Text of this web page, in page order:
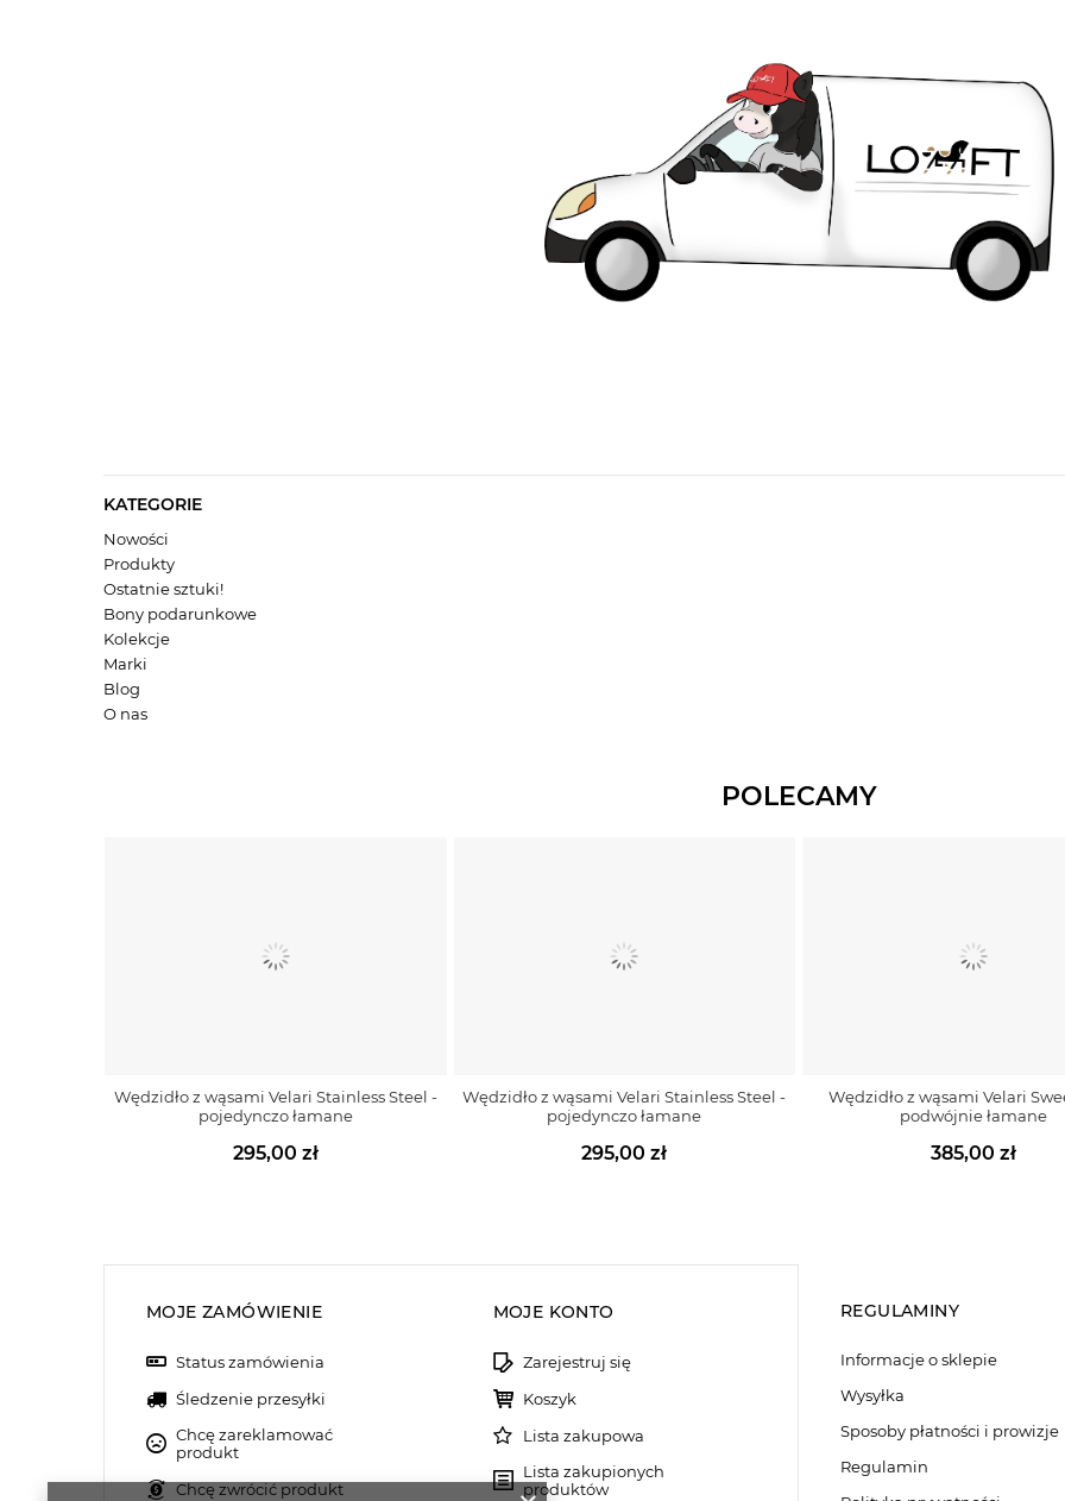
KATEGORIE
Nowości
Produkty
Ostatnie sztuki!
Bony podarunkowe
Kolekcje
Marki
Blog
O nas
POLECAMY
Wędzidło z wąsami Velari Stainless Steel -
pojedynczo łamane
295,00 zł
Wędzidło z wąsami Velari Stainless Steel -
pojedynczo łamane
295,00 zł
Wędzidło z wąsami Velari
podwójnie łamane
385,00 zł
MOJE ZAMÓWIENIE
Status zamówienia
Śledzenie przesyłki
Chcę zareklamować
produkt
Chcę zwrócić produkt
MOJE KONTO
Zarejestruj się
Koszyk
Lista zakupowa
Lista zakupionych
produktów
REGULAMINY
Informacje o sklepie
Wysyłka
Sposoby płatności i prowizje
Regulamin